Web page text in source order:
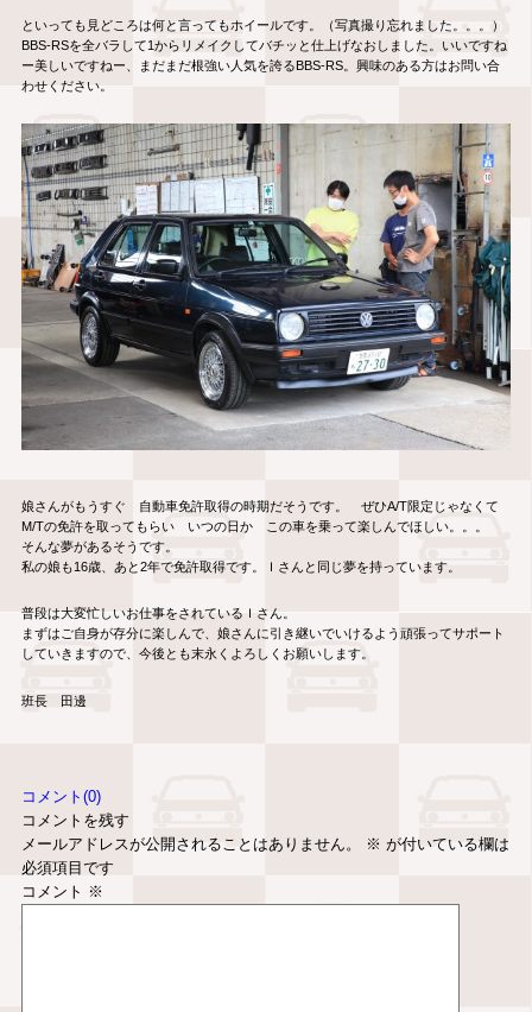
といっても見どころは何と言ってもホイールです。（写真撮り忘れました。。。）
BBS-RSを全バラして1からリメイクしてバチッと仕上げなおしました。いいですね
ー美しいですねー、まだまだ根強い人気を誇るBBS-RS。興味のある方はお問い合
わせください。
娘さんがもうすぐ 自動車免許取得の時期だそうです。 ぜひA/T限定じゃなくて
M/Tの免許を取ってもらい いつの日か この車を乗って楽しんでほしい。。。
そんな夢があるそうです。
私の娘も16歳、あと2年で免許取得です。Ｉさんと同じ夢を持っています。
普段は大変忙しいお仕事をされているＩさん。
まずはご自身が存分に楽しんで、娘さんに引き継いでいけるよう頑張ってサポート
していきますので、今後とも末永くよろしくお願いします。
班長 田邊
コメント(0)
コメントを残す
メールアドレスが公開されることはありません。
※ が付いている欄は
必須項目です
コメント ※